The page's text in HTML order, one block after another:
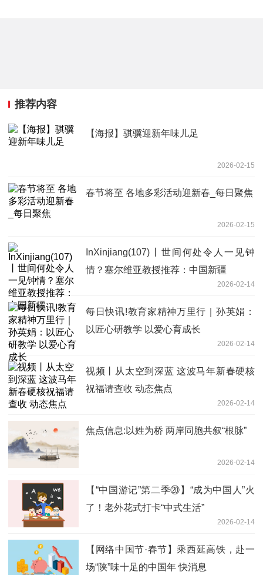
推荐内容
【海报】骐骥迎新年味儿足
2026-02-15
春节将至 各地多彩活动迎新春_每日聚焦
2026-02-15
InXinjiang(107)丨世间何处令人一见钟
情？塞尔维亚教授推荐：中国新疆
2026-02-14
每日快讯!教育家精神万里行｜孙英娟：
以匠心研教学 以爱心育成长
2026-02-14
视频丨从太空到深蓝 这波马年新春硬核
祝福请查收 动态焦点
2026-02-14
焦点信息:以姓为桥 两岸同胞共叙“根脉”
2026-02-14
【“中国游记”第二季⑳】“成为中国人”火
了！老外花式打卡“中式生活”
2026-02-14
【网络中国节·春节】乘西延高铁，赴一
场“陕”味十足的中国年 快消息